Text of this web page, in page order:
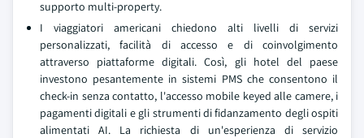
supporto multi-property.
I viaggiatori americani chiedono alti livelli di servizi
personalizzati, facilità di accesso e di coinvolgimento
attraverso piattaforme digitali. Così, gli hotel del paese
investono pesantemente in sistemi PMS che consentono il
check-in senza contatto, l'accesso mobile keyed alle camere, i
pagamenti digitali e gli strumenti di fidanzamento degli ospiti
alimentati AI. La richiesta di un'esperienza di servizio